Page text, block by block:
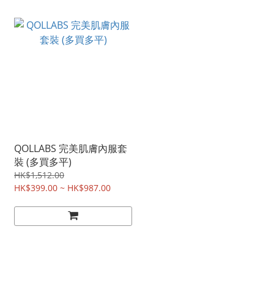
QOLLABS 完美肌膚內服套
裝 (多買多平)
HK$1,512.00
HK$399.00 ~ HK$987.00